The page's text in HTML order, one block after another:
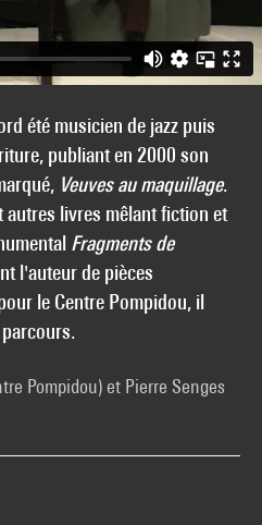
été musicien de jazz puis
publiant en 2000 son
Veuves au maquillage.
autres livres mêlant fiction et
Fragments de
l'auteur de pièces
le Centre Pompidou, il
Pompidou) et Pierre Senges